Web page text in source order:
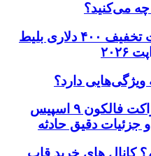
چه می‌کنید؟
فرصت استثنایی: دریافت تخفیف ۴۰۰ دلاری بلیط
دارد؟
برخورد قطعه غیرفعال راکت فالکون ۹ اسپیس
جزئیات دقیق حادثه
کانال های خرید قاب